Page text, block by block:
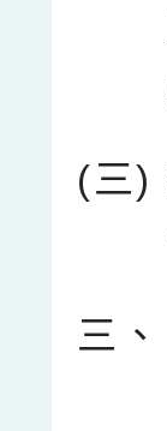
(三)
三、